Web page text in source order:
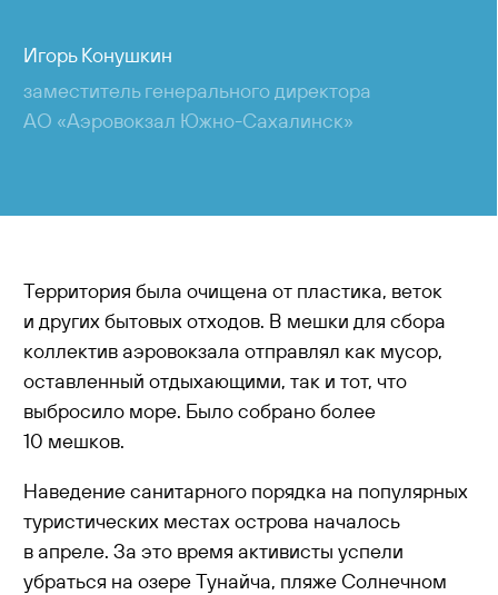
Игорь Конушкин
заместитель генерального директора
АО «Аэровокзал Южно-Сахалинск»
Территория была очищена от пластика, веток
и других бытовых отходов. В мешки для сбора
коллектив аэровокзала отправлял как мусор,
оставленный отдыхающими, так и тот, что
выбросило море. Было собрано более
10 мешков.
Наведение санитарного порядка на популярных
туристических местах острова началось
в апреле. За это время активисты успели
убраться на озере Тунайча, пляже Солнечном